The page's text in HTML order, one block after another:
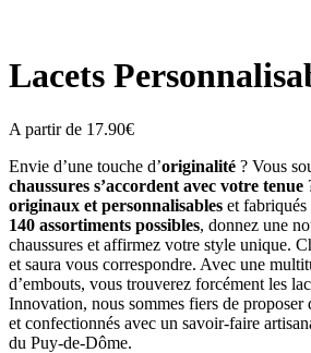
Lacets
A partir de 17.90€
Envie d’une touche d’originalité ? Vous
chaussures s’accordent avec votre tenue
originaux et personnalisables et
140 assortiments possibles, donnez une
chaussures et affirmez votre style unique.
et saura vous correspondre. Avec une
d’embouts, vous trouverez forcément les
Innovation, nous sommes fiers de proposer
et confectionnés avec un savoir-faire
du Puy-de-Dôme.